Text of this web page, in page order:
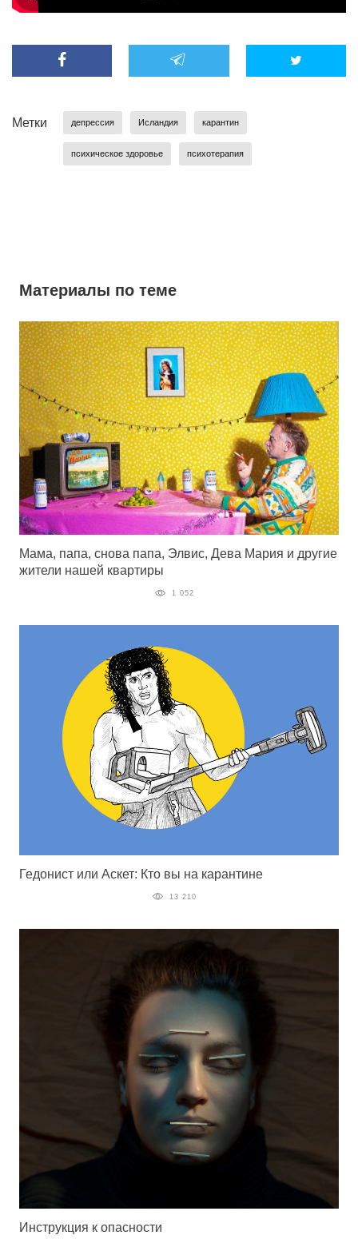
Метки депрессия Исландия карантин
психическое здоровье психотерапия
Материалы по теме
Мама, папа, снова папа, Элвис, Дева Мария и другие
жители нашей квартиры
1 052
Гедонист или Аскет: Кто вы на карантине
13 210
Инструкция к опасности